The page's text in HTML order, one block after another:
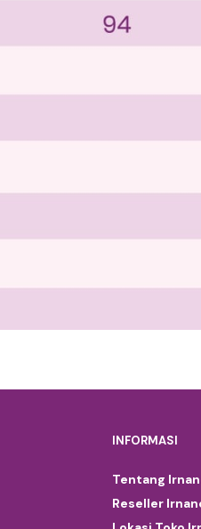
INFORMASI
Tentang
Reseller